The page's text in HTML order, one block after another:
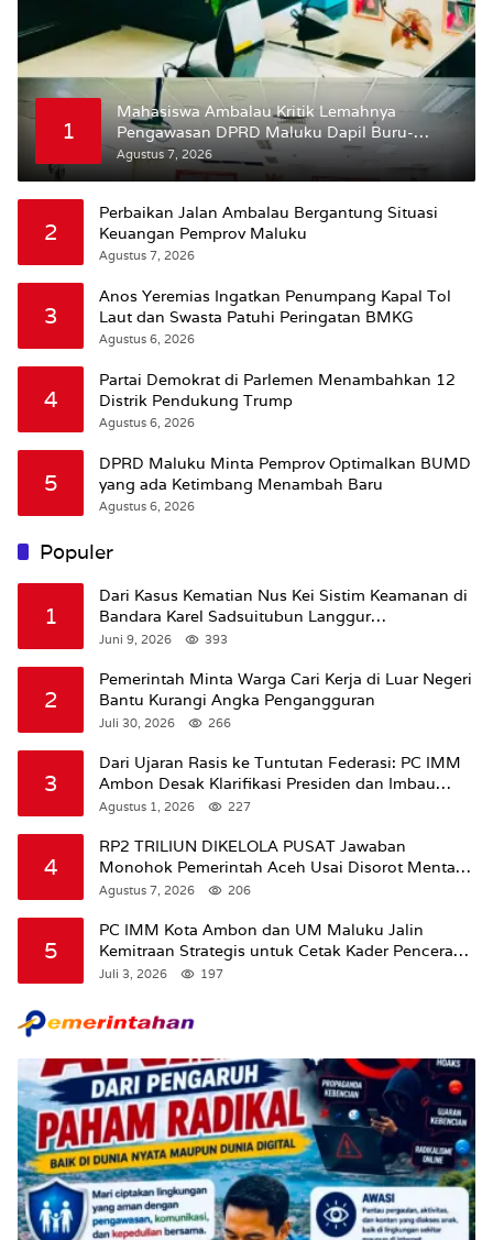
1
Mahasiswa Ambalau Kritik Lemahnya
Pengawasan DPRD Maluku Dapil Buru-
Bursel Terhadap Proses Perubahan Status
Jalan
Agustus 7, 2026
2
Perbaikan Jalan Ambalau Bergantung Situasi
Keuangan Pemprov Maluku
Agustus 7, 2026
3
Anos Yeremias Ingatkan Penumpang Kapal Tol
Laut dan Swasta Patuhi Peringatan BMKG
Agustus 6, 2026
4
Partai Demokrat di Parlemen Menambahkan 12
Distrik Pendukung Trump
Agustus 6, 2026
5
DPRD Maluku Minta Pemprov Optimalkan BUMD
yang ada Ketimbang Menambah Baru
Agustus 6, 2026
Populer
1
Dari Kasus Kematian Nus Kei Sistim Keamanan di
Bandara Karel Sadsuitubun Langgur
Dipertanyakan
Juni 9, 2026 393
2
Pemerintah Minta Warga Cari Kerja di Luar Negeri
Bantu Kurangi Angka Pengangguran
Juli 30, 2026 266
3
Dari Ujaran Rasis ke Tuntutan Federasi: PC IMM
Ambon Desak Klarifikasi Presiden dan Imbau
Tunda Pengibaran Bendera Merah Putih Di
Agustus 1, 2026 227
4
RP2 TRILIUN DIKELOLA PUSAT Jawaban
Monohok Pemerintah Aceh Usai Disorot Mentan
Amran Soal Dana Pertanian
Agustus 7, 2026 206
5
PC IMM Kota Ambon dan UM Maluku Jalin
Kemitraan Strategis untuk Cetak Kader Pencerah
Bangsa “Membangun Peradaban dari Kampus”
Juli 3, 2026 197